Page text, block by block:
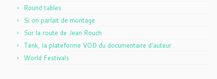
Round tables
Si on parlait de montage
Sur la route de Jean Rouch
Tënk, la plateforme VOD du documentaire d'auteur
World Festivals